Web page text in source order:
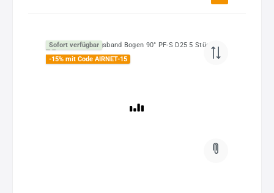
Sofort verfügbar
-15% mit Code AIRNET-15